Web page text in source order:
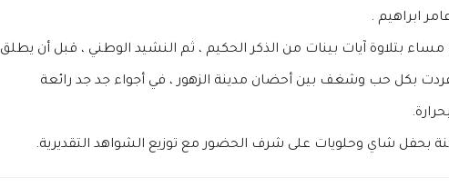
ابراهيم .
بتلاوة آيات بينات من الذكر الحكيم ، ثم النشيد الوطني ، قبل أن يطلق
غردت بكل حب وشغف بين أحضان مدينة الزهور ، في أجواء جد جد رائعة
بحفل شاي وحلويات على شرف الحضور مع توزيع الشواهد التقديرية.